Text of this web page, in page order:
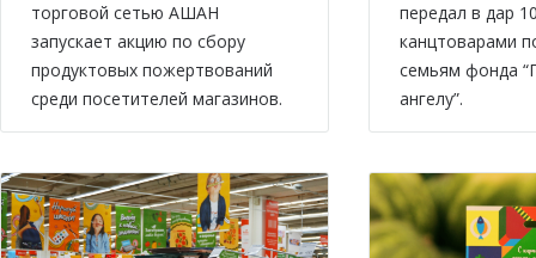
торговой сетью АШАН
запускает акцию по сбору
продуктовых пожертвований
среди посетителей магазинов.
передал в дар
канцтоварами
семьям фонда
ангелу”.